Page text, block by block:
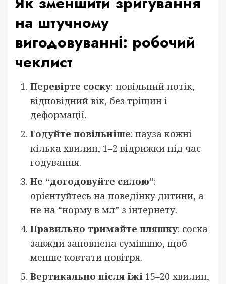
на штучному
вигодовуванні: робочий
чеклист
Перевірте соску: повільний потік,
відповідний вік, без тріщин і
деформації.
Годуйте повільніше: пауза кожні
кілька хвилин, 1–2 відрижки під час
годування.
Не “догодовуйте силою”:
орієнтуйтесь на поведінку дитини, а
не на “норму в мл” з інтернету.
Правильно тримайте пляшку: соска
завжди заповнена сумішшю, щоб
менше ковтати повітря.
Вертикально після їжі 15–20 хвилин,